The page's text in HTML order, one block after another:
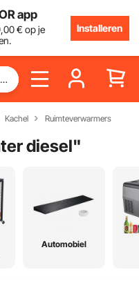
app
,00€ op je
Installeren
Kachel Ruimteverwarmers
diesel"
Automobiel